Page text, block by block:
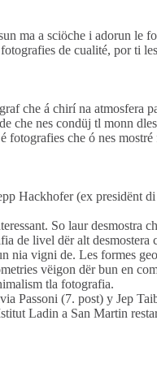
ma a sciöche i adorun
de cualité, por ti
che á chirí na atmosfera
che nes condüj tl monn
che ó nes
Hackhofer (ex presidënt
So laur desmostra
livel dër alt desmostera
nia vigni de. Les formes
vëigon dër bun en
tla fotografia.
Passoni (7. post) y Jep
Ladin a San Martin